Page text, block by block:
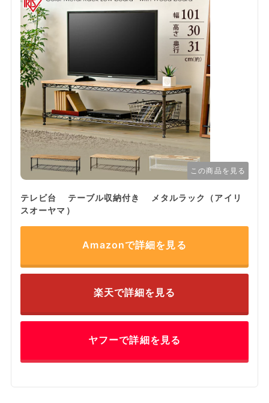
この商品を見る
テレビ台 テーブル収納付き メタルラック（アイリ
スオーヤマ）
Amazonで詳細を見る
楽天で詳細を見る
ヤフーで詳細を見る